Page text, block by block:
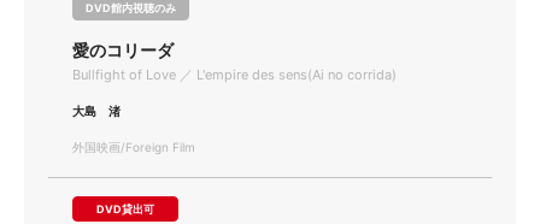
DVD館内視聴のみ
愛のコリーダ
Bullfight of Love ／ L'empire des sens(Ai no corrida)
大島 渚
外国映画/Foreign Film
DVD貸出可